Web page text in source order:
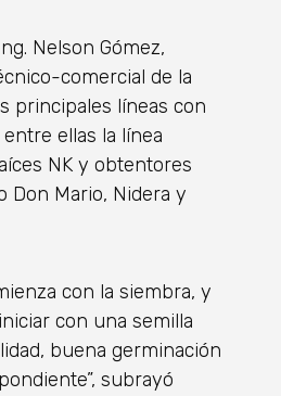
Nelson Gómez,
comercial de la
principales líneas con
ellas la línea
NK y obtentores
Don Mario, Nidera y
con la siembra, y
con una semilla
buena germinación
subrayó